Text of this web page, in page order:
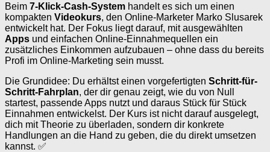
Beim 7-Klick-Cash-System handelt es sich um einen
kompakten Videokurs, den Online-Marketer Marko Slusarek
entwickelt hat. Der Fokus liegt darauf, mit ausgewählten
Apps und einfachen Online-Einnahmequellen ein
zusätzliches Einkommen aufzubauen – ohne dass du bereits
Profi im Online-Marketing sein musst.
Die Grundidee: Du erhältst einen vorgefertigten Schritt-für-
Schritt-Fahrplan, der dir genau zeigt, wie du von Null
startest, passende Apps nutzt und daraus Stück für Stück
Einnahmen entwickelst. Der Kurs ist nicht darauf ausgelegt,
dich mit Theorie zu überladen, sondern dir konkrete
Handlungen an die Hand zu geben, die du direkt umsetzen
kannst. ✅